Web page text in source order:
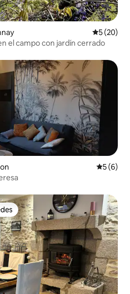
5 (20)
el campo con jardín cerrado
5 (6)
entre huéspedes